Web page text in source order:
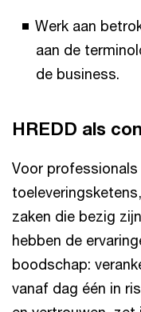
Werk aan
aan de
de business.
HREDD als
Voor
zaken die bezig
hebben de
boodschap:
vanaf dag één in